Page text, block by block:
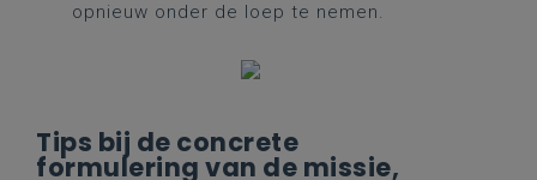
opnieuw onder de loep te nemen.
Tips bij de concrete
formulering van de missie,